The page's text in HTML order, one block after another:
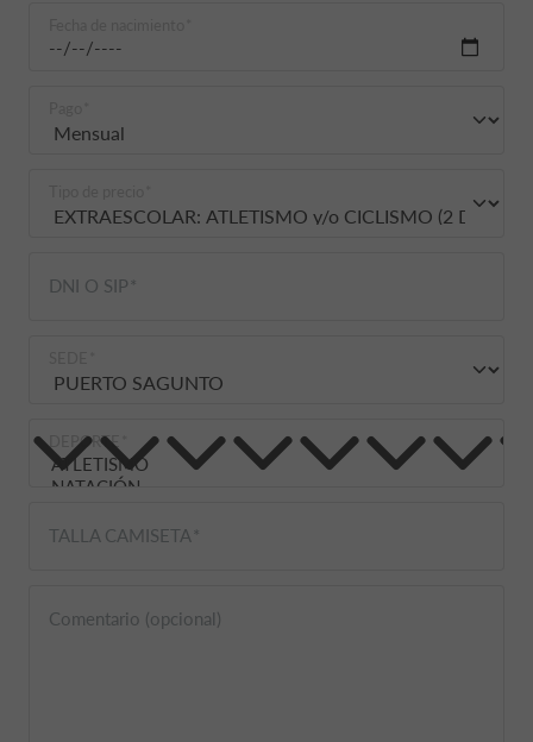
DNI O SIP
DEPORTE
TALLA CAMISETA
Comentario (opcional)